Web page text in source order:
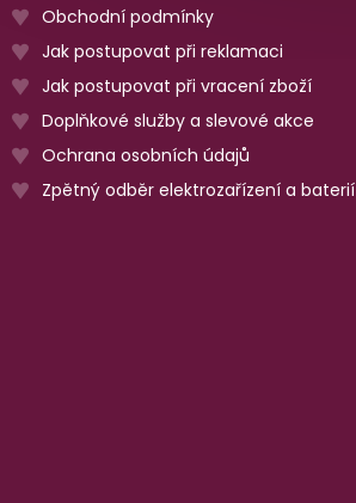
Obchodní podmínky
Jak postupovat při reklamaci
Jak postupovat při vracení zboží
Doplňkové služby a slevové akce
Ochrana osobních údajů
Zpětný odběr elektrozařízení a baterií